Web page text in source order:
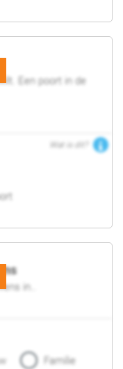
Een poort in de
Wat is dit?
in..
Familie